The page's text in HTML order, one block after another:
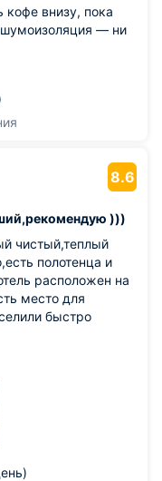
кофе внизу, пока
— ни
8.6
)))
чистый,теплый
полотенца и
расположен на
место для
быстро
как будто не по